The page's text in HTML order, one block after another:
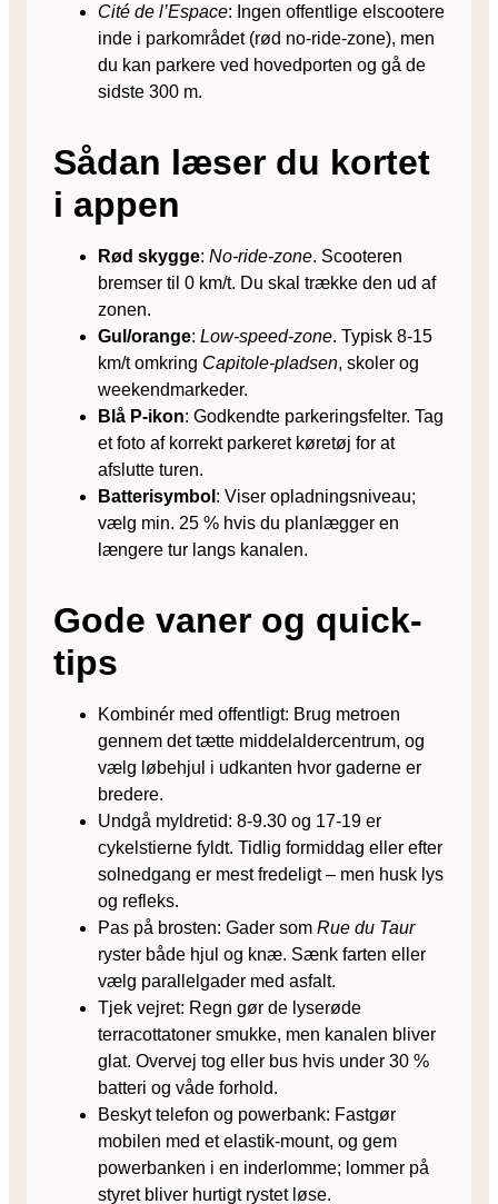
Cité de l’Espace: Ingen offentlige elscootere
inde i parkområdet (rød no-ride-zone), men
du kan parkere ved hovedporten og gå de
sidste 300 m.
Sådan læser du kortet
i appen
Rød skygge: No-ride-zone. Scooteren
bremser til 0 km/t. Du skal trække den ud af
zonen.
Gul/orange: Low-speed-zone. Typisk 8-15
km/t omkring Capitole-pladsen, skoler og
weekendmarkeder.
Blå P-ikon: Godkendte parkeringsfelter. Tag
et foto af korrekt parkeret køretøj for at
afslutte turen.
Batterisymbol : Viser opladningsniveau;
vælg min. 25 % hvis du planlægger en
længere tur langs kanalen.
Gode vaner og quick-
tips
Kombinér med offentligt: Brug metroen
gennem det tætte middelaldercentrum, og
vælg løbehjul i udkanten hvor gaderne er
bredere.
Undgå myldretid: 8-9.30 og 17-19 er
cykelstierne fyldt. Tidlig formiddag eller efter
solnedgang er mest fredeligt – men husk lys
og refleks.
Pas på brosten: Gader som Rue du Taur
ryster både hjul og knæ. Sænk farten eller
vælg parallelgader med asfalt.
Tjek vejret: Regn gør de lyserøde
terracottatoner smukke, men kanalen bliver
glat. Overvej tog eller bus hvis under 30 %
batteri og våde forhold.
Beskyt telefon og powerbank: Fastgør
mobilen med et elastik-mount, og gem
powerbanken i en inderlomme; lommer på
styret bliver hurtigt rystet løse.